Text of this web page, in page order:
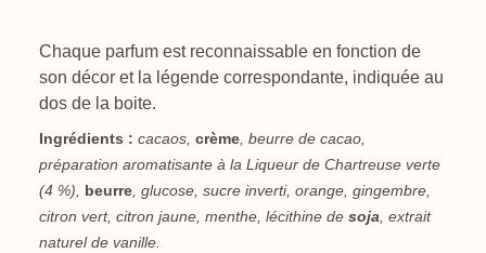
Chaque parfum est reconnaissable en fonction de
son décor et la légende correspondante, indiquée au
dos de la boite.
Ingrédients : cacaos, crème, beurre de cacao,
préparation aromatisante à la Liqueur de Chartreuse verte
(4 %), beurre, glucose, sucre inverti, orange, gingembre,
citron vert, citron jaune, menthe, lécithine de soja, extrait
naturel de vanille.